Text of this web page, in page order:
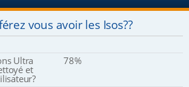
vous avoir les Isos??
Ultra
et
78%